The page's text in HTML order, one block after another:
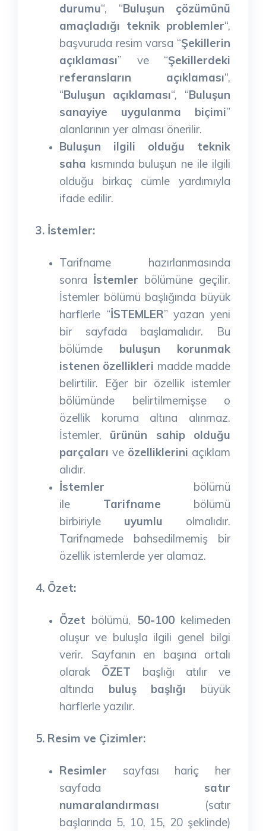
durumu“, “Buluşun çözümünü
amaçladığı teknik problemler“,
başvuruda resim varsa “Şekillerin
açıklaması” ve “Şekillerdeki
referansların açıklaması“,
“Buluşun açıklaması“, “Buluşun
sanayiye uygulanma biçimi”
alanlarının yer alması önerilir.
Buluşun ilgili olduğu teknik
saha kısmında buluşun ne ile ilgili
olduğu birkaç cümle yardımıyla
ifade edilir.
3. İstemler:
Tarifname hazırlanmasında
sonra İstemler bölümüne geçilir.
İstemler bölümü başlığında büyük
harflerle “İSTEMLER” yazan yeni
bir sayfada başlamalıdır. Bu
bölümde buluşun korunmak
istenen özellikleri madde madde
belirtilir. Eğer bir özellik istemler
bölümünde belirtilmemişse o
özellik koruma altına alınmaz.
İstemler, ürünün sahip olduğu
parçaları ve özelliklerini açıklam
alıdır.
İstemler bölümü
ile Tarifname bölümü
birbiriyle uyumlu olmalıdır.
Tarifnamede bahsedilmemiş bir
özellik istemlerde yer alamaz.
4. Özet:
Özet bölümü, 50-100kelimeden
oluşur ve buluşla ilgili genel bilgi
verir. Sayfanın en başına ortalı
olarak ÖZET başlığı atılır ve
altında buluş başlığı büyük
harflerle yazılır.
5. Resim ve Çizimler:
Resimler sayfası hariç her
sayfada satır
numaralandırması (satır
başlarında 5, 10, 15, 20 şeklinde)